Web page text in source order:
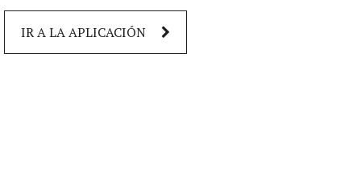
IR A LA APLICACIÓN